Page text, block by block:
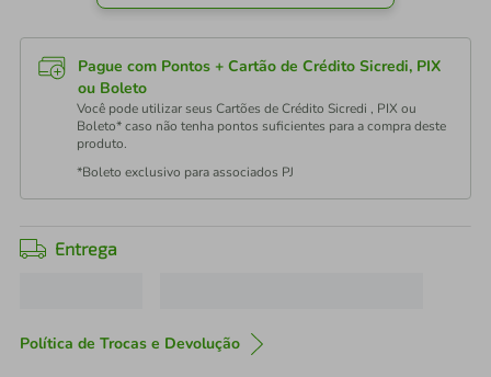
Pague com Pontos + Cartão de Crédito Sicredi, PIX
ou Boleto
Você pode utilizar seus Cartões de Crédito Sicredi , PIX ou
Boleto* caso não tenha pontos suficientes para a compra deste
produto.
*Boleto exclusivo para associados PJ
Entrega
Política de Trocas e Devolução